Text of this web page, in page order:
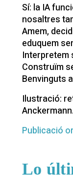
Sí: la IA
nosaltres
Amem,
eduquem
Interpretem
Construïm
Benvinguts
Ilustració:
Anckermann.
Publicació
Lo